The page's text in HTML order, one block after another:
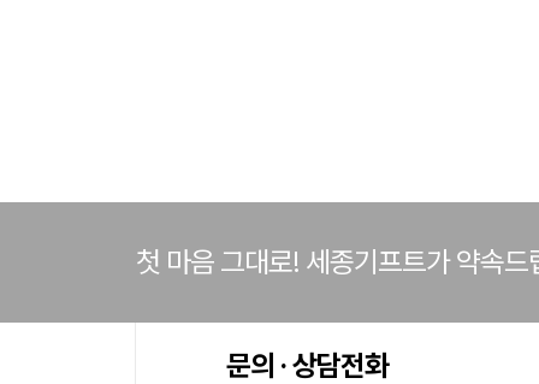
첫 마음 그대로! 세종기프트가 약속드
문의 · 상담전화